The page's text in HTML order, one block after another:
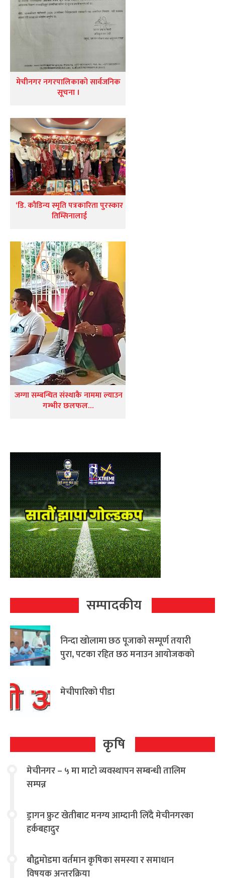
मेचीनगर नगरपालिकाको सार्वजनिक
सूचना ।
‘डि. कौडिन्य स्मृति पत्रकारिता पुरस्कार
तिम्सिनालाई
जग्गा सम्बन्धित संस्थाकै नाममा ल्याउन
गम्भीर छलफल…
सम्पादकीय
निन्दा खोलामा छठ पूजाको सम्पूर्ण तयारी
पुरा, पटका रहित छठ मनाउन आयोजकको
मेचीपारिको पीडा
कृषि
मेचीनगर – ५ मा माटो व्यवस्थापन सम्बन्धी तालिम
सम्पन्न
ड्रागन फ्रुट खेतीबाट मनग्य आम्दानी लिँदै मेचीनगरका
हर्कबहादुर
बौद्वमोडमा वर्तमान कृषिका समस्या र समाधान
विषयक अन्तरक्रिया